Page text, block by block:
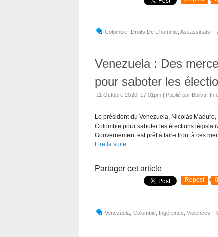
Colombie Droits De L'homme Assassinats
Venezuela : Des
pour saboter les
11 Octobre 2020, 17:01pm | Publié par Bolivar
Le président du Venezuela, Nicolás
Colombie pour saboter les élections
Gouvernement est prêt à faire front à ces
Lire la suite
Partager cet article
Repost 0
Venezuela Colombie Ingérence Violences